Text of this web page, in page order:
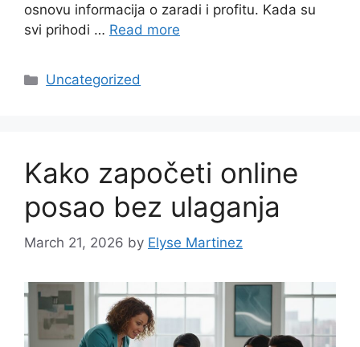
osnovu informacija o zaradi i profitu. Kada su
svi prihodi … Read more
Categories
Uncategorized
Kako započeti online
posao bez ulaganja
March 21, 2026 by Elyse Martinez